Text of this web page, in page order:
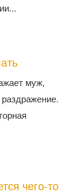
муж,
чего-то